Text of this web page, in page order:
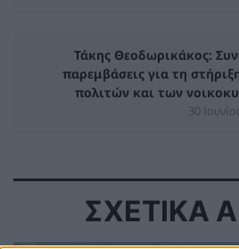
Τάκης Θεοδωρικάκος:
παρεμβάσεις για τη
πολιτών και των
30
ΣΧΕΤΙΚΑ